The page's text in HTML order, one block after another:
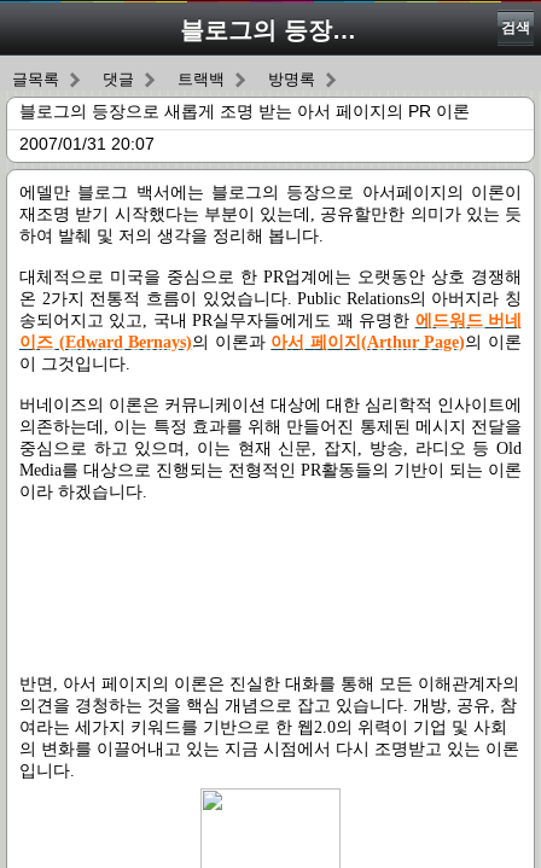
블로그의 등장으로 새롭게 조명 받는 아서 페이지의 PR 이론 검색
글목록 댓글 트랙백 방명록
블로그의 등장으로 새롭게 조명 받는 아서 페이지의 PR 이론
2007/01/31 20:07
에델만 블로그 백서에는 블로그의 등장으로 아서페이지의 이론이
재조명 받기 시작했다는 부분이 있는데, 공유할만한 의미가 있는 듯
하여 발췌 및 저의 생각을 정리해 봅니다.
대체적으로 미국을 중심으로 한 PR업계에는 오랫동안 상호 경쟁해
온 2가지 전통적 흐름이 있었습니다.Public Relations의 아버지라 칭
송되어지고 있고, 국내 PR실무자들에게도 꽤 유명한 에드워드 버네
이즈 (Edward Bernays)의 이론과 아서 페이지(Arthur Page)의 이론
이 그것입니다.
버네이즈의 이론은 커뮤니케이션 대상에 대한 심리학적 인사이트에
의존하는데, 이는 특정 효과를 위해 만들어진 통제된 메시지 전달을
중심으로 하고 있으며, 이는 현재 신문, 잡지, 방송, 라디오 등 Old
Media를 대상으로 진행되는 전형적인 PR활동들의 기반이 되는 이론
이라 하겠습니다.
반면, 아서 페이지의 이론은 진실한 대화를 통해 모든 이해관계자의
의견을 경청하는 것을 핵심 개념으로 잡고 있습니다. 개방, 공유, 참
여라는 세가지 키워드를 기반으로 한 웹2.0의 위력이 기업 및 사회
의 변화를 이끌어내고 있는 지금 시점에서 다시 조명받고 있는 이론
입니다.